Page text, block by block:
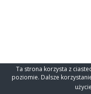
Ta strona korzysta z
poziomie. Dalsze